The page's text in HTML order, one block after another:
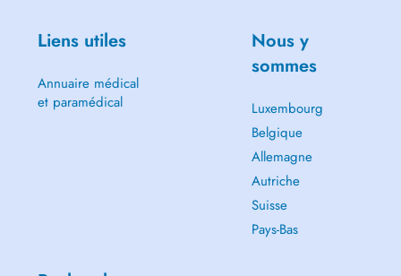
Liens utiles
Annuaire médical
et paramédical
Nous y
sommes
Luxembourg
Belgique
Allemagne
Autriche
Suisse
Pays-Bas